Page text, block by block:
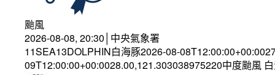
颱風
2026-08-08, 20:30│中央氣象署
11SEA13DOLPHIN白海豚2026-08-
09T12:00:00+00:0028.00,121.303038975220中度颱風